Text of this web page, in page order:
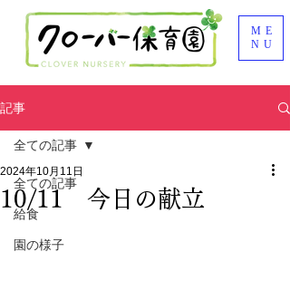
ME
NU
記事
全ての記事
給食
園の様子
全ての記事
10/11 今日の献立
2024年10月11日